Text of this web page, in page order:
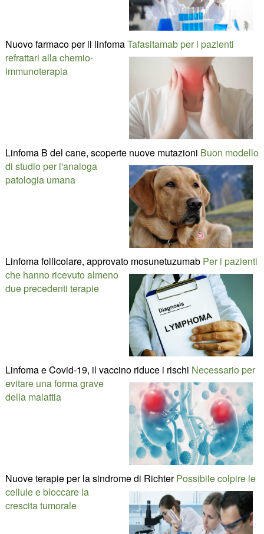
Nuovo farmaco per il linfomaTafasitamab per i pazienti
refrattari alla chemio-
immunoterapia
Linfoma B del cane, scoperte nuove mutazioni Buon modello
di studio per l'analoga
patologia umana
Linfoma follicolare, approvato mosunetuzumab Per i pazienti
che hanno ricevuto almeno
due precedenti terapie
Linfoma e Covid-19, il vaccino riduce i rischi Necessario per
evitare una forma grave
della malattia
Nuove terapie per la sindrome di RichterPossibile colpire le
cellule e bloccare la
crescita tumorale